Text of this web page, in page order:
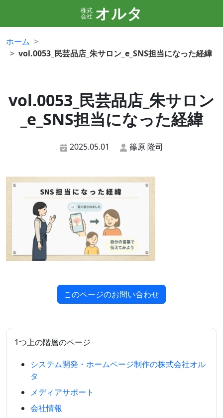
株式
会社 オルタ
ホーム
vol.0053_民芸品店_朱サロン_e_SNS担当になった経緯
vol.0053_民芸品店_朱サロン
_e_SNS担当になった経緯
2025.05.01 篠原 隆司
このページのお問い合わせ
1つ上の階層のページ
システム開発・ホームページ制作の株式会社オル
タ
メディアサポート
会社情報